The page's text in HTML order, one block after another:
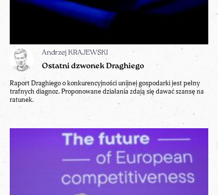
Andrzej KRAJEWSKI
Ostatni dzwonek Draghiego
Raport Draghiego o konkurencyjności unijnej gospodarki jest pełny
trafnych diagnoz. Proponowane działania zdają się dawać szansę na
ratunek.